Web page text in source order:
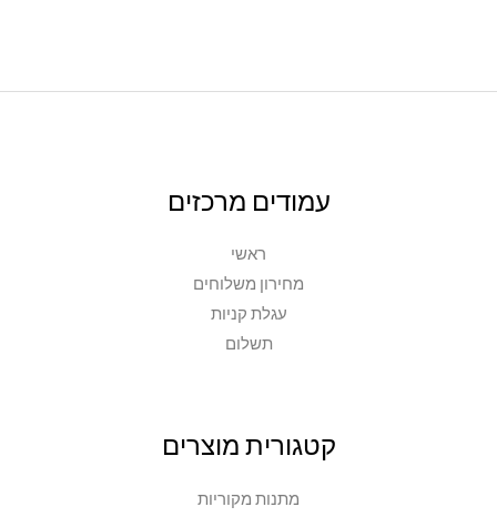
עמודים מרכזים
ראשי
מחירון משלוחים
עגלת קניות
תשלום
קטגורית מוצרים
מתנות מקוריות